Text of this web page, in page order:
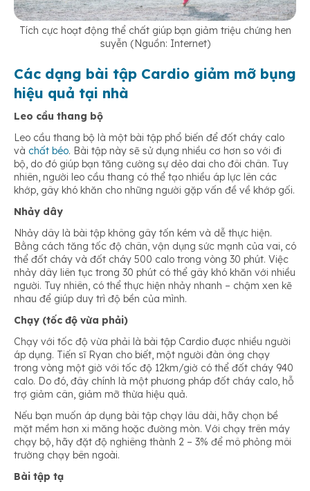
Tích cực hoạt động thể chất giúp bạn giảm triệu chứng hen
suyễn (Nguồn: Internet)
Các dạng bài tập Cardio giảm mỡ bụng
hiệu quả tại nhà
Leo cầu thang bộ
Leo cầu thang bộ là một bài tập phổ biến để đốt cháy calo
và chất béo. Bài tập này sẽ sử dụng nhiều cơ hơn so với đi
bộ, do đó giúp bạn tăng cường sự dẻo dai cho đôi chân. Tuy
nhiên, người leo cầu thang có thể tạo nhiều áp lực lên các
khớp, gây khó khăn cho những người gặp vấn đề về khớp gối.
Nhảy dây
Nhảy dây là bài tập không gây tốn kém và dễ thực hiện.
Bằng cách tăng tốc độ chân, vận dụng sức mạnh của vai, có
thể đốt cháy và đốt cháy 500 calo trong vòng 30 phút. Việc
nhảy dây liên tục trong 30 phút có thể gây khó khăn với nhiều
người. Tuy nhiên, có thể thực hiện nhảy nhanh – chậm xen kẽ
nhau để giúp duy trì độ bền của mình.
Chạy (tốc độ vừa phải)
Chạy với tốc độ vừa phải là bài tập Cardio được nhiều người
áp dụng. Tiến sĩ Ryan cho biết, một người đàn ông chạy
trong vòng một giờ với tốc độ 12km/giờ có thể đốt cháy 940
calo. Do đó, đây chính là một phương pháp đốt cháy calo, hỗ
trợ giảm cân, giảm mỡ thừa hiệu quả.
Nếu bạn muốn áp dụng bài tập chạy lâu dài, hãy chọn bề
mặt mềm hơn xi măng hoặc đường mòn. Với chạy trên máy
chạy bộ, hãy đặt độ nghiêng thành 2 – 3% để mô phỏng môi
trường chạy bên ngoài.
Bài tập tạ